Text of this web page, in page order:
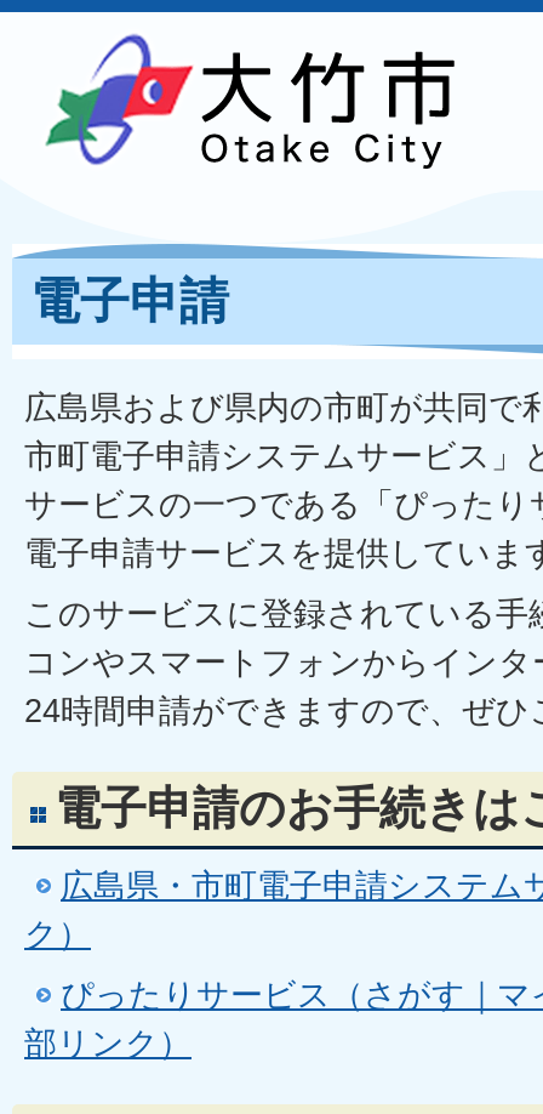
電子申請
広島県および県内の市町が共同で
市町電子申請システムサービス」
サービスの一つである「ぴった
電子申請サービスを提供していま
このサービスに登録されている手
コンやスマートフォンからイン
24時間申請ができますので、ぜ
電子申請のお手続きは
広島県・市町電子申請システム
ク）
ぴったりサービス（さがす｜
部リンク）